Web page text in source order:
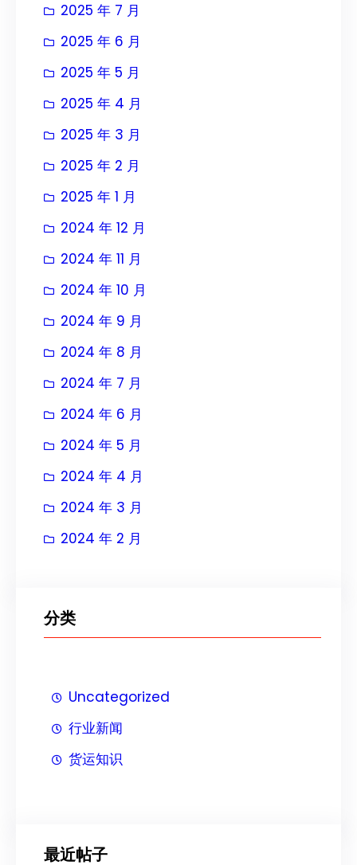
2025 年 7 月
2025 年 6 月
2025 年 5 月
2025 年 4 月
2025 年 3 月
2025 年 2 月
2025 年 1 月
2024 年 12 月
2024 年 11 月
2024 年 10 月
2024 年 9 月
2024 年 8 月
2024 年 7 月
2024 年 6 月
2024 年 5 月
2024 年 4 月
2024 年 3 月
2024 年 2 月
分类
Uncategorized
行业新闻
货运知识
最近帖子